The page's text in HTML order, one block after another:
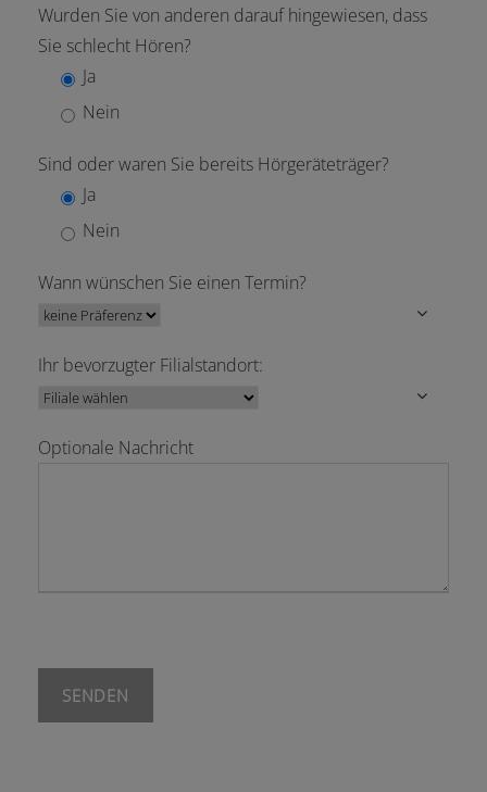
Wurden Sie von anderen darauf hingewiesen, dass
Sie schlecht Hören?
Ja
Nein
Sind oder waren Sie bereits Hörgeräteträger?
Ja
Nein
Wann wünschen Sie einen Termin?
Ihr bevorzugter Filialstandort:
Optionale Nachricht